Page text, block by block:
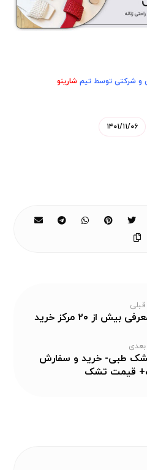
و شرکتی توسط تیم شارینو
۱۴۰۱/۱۱/۰۶
قبلی
از ۲۰ مرکز خرید
بعدی
تشک طبی- خرید و سفارش
قیمت تشک